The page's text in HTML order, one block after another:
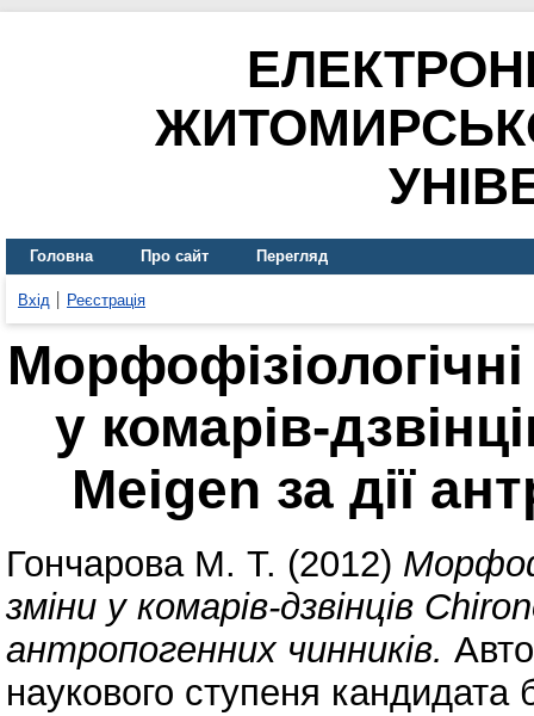
Головна Про сайт Перегляд
Вхід Реєстрація
у комарів-
Meigen за дії
Гончарова М. Т. (2012)
зміни у комарів-дзвінців
антропогенних чинників.
наукового ступеня кандидата